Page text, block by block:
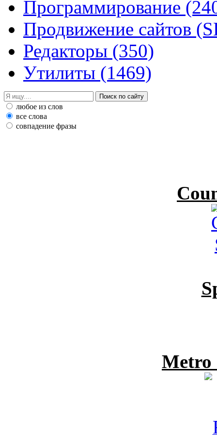
Программирование
Продвижение сайтов
Редакторы (350)
Утилиты (1469)
любое из слов
все слова
совпадение фразы
Metro